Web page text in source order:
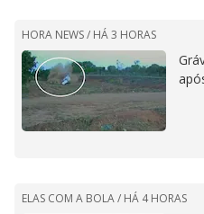
HORA NEWS / HÁ 3 HORAS
ELAS COM A BOLA / HÁ 4 HORAS